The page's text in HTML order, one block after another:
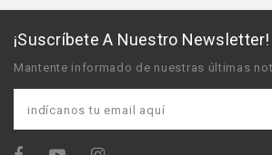
¡Suscríbete A Nuestro Newsletter!
Mantente informado de nuestras últimas